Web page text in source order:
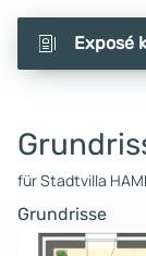
Exposé
für Stadtvilla
Grundrisse